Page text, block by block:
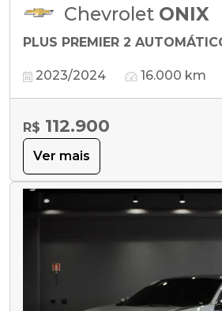
Chevrolet ONIX
PLUS PREMIER 2
2023/2024 16.000 km
R$ 112.900
Ver mais